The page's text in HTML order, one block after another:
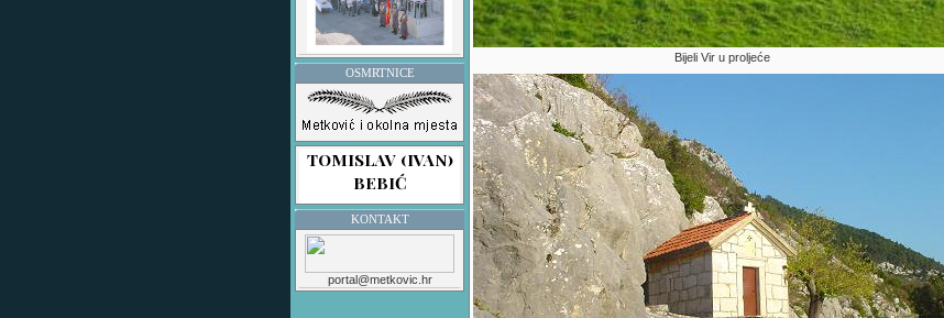
OSMRTNICE
KONTAKT
portal@metkovic.hr
Bijeli Vir u proljeće